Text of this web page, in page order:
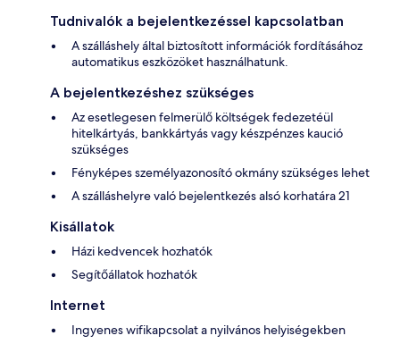
Tudnivalók a bejelentkezéssel kapcsolatban
A szálláshely által biztosított információk fordításához
automatikus eszközöket használhatunk.
A bejelentkezéshez szükséges
Az esetlegesen felmerülő költségek fedezetéül
hitelkártyás, bankkártyás vagy készpénzes kaució
szükséges
Fényképes személyazonosító okmány szükséges lehet
A szálláshelyre való bejelentkezés alsó korhatára 21
Kisállatok
Házi kedvencek hozhatók
Segítőállatok hozhatók
Internet
Ingyenes wifikapcsolat a nyilvános helyiségekben